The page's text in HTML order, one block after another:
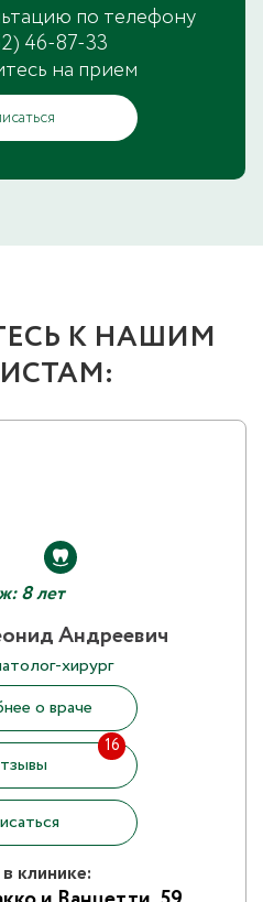
по телефону
46-87-33
на прием
К НАШИМ
8 лет
Андреевич
хирург
о враче
16
клинике: